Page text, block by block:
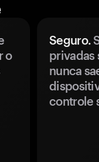
o
Seguro.
privadas
nunca
controle